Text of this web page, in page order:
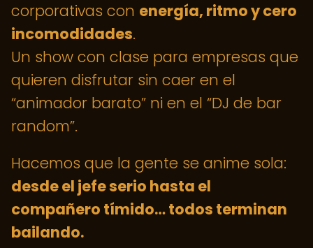
corporativas con energía, ritmo y cero
incomodidades.
Un show con clase para empresas que
quieren disfrutar sin caer en el
“animador barato” ni en el “DJ de bar
random”.
Hacemos que la gente se anime sola:
desde el jefe serio hasta el
compañero tímido… todos terminan
bailando.